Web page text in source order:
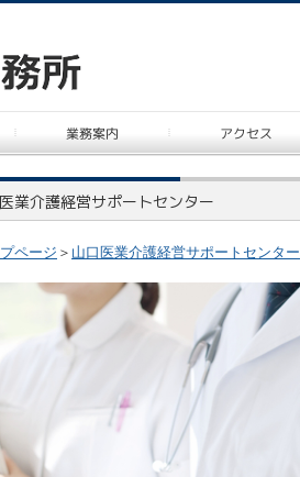
ページ ＞ 山口医業介護経営サポートセンター